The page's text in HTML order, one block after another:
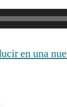
en una